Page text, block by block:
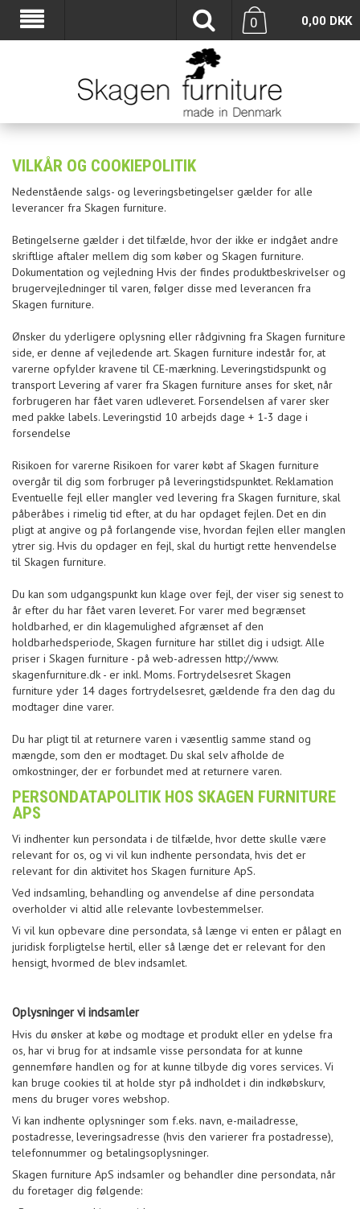
0,00 DKK
0
VILKÅR OG COOKIEPOLITIK
Nedenstående salgs- og leveringsbetingelser gælder for alle
leverancer fra Skagen furniture.
Betingelserne gælder i det tilfælde, hvor der ikke er indgået andre
skriftlige aftaler mellem dig som køber og Skagen furniture.
Dokumentation og vejledning Hvis der findes produktbeskrivelser og
brugervejledninger til varen, følger disse med leverancen fra
Skagen furniture.
Ønsker du yderligere oplysning eller rådgivning fra Skagen furniture
side, er denne af vejledende art. Skagen furniture indestår for, at
varerne opfylder kravene til CE-mærkning. Leveringstidspunkt og
transport Levering af varer fra Skagen furniture anses for sket, når
forbrugeren har fået varen udleveret. Forsendelsen af varer sker
med pakke labels. Leveringstid 10 arbejds dage + 1-3 dage i
forsendelse
Risikoen for varerne Risikoen for varer købt af Skagen furniture
overgår til dig som forbruger på leveringstidspunktet. Reklamation
Eventuelle fejl eller mangler ved levering fra Skagen furniture, skal
påberåbes i rimelig tid efter, at du har opdaget fejlen. Det en din
pligt at angive og på forlangende vise, hvordan fejlen eller manglen
ytrer sig. Hvis du opdager en fejl, skal du hurtigt rette henvendelse
til Skagen furniture.
Du kan som udgangspunkt kun klage over fejl, der viser sig senest to
år efter du har fået varen leveret. For varer med begrænset
holdbarhed, er din klagemulighed afgrænset af den
holdbarhedsperiode, Skagen furniture har stillet dig i udsigt. Alle
priser i Skagen furniture - på web-adressen http://www.
skagenfurniture.dk - er inkl. Moms. Fortrydelsesret Skagen
furniture yder 14 dages fortrydelsesret, gældende fra den dag du
modtager dine varer.
Du har pligt til at returnere varen i væsentlig samme stand og
mængde, som den er modtaget. Du skal selv afholde de
omkostninger, der er forbundet med at returnere varen.
PERSONDATAPOLITIK HOS SKAGEN FURNITURE
APS
Vi indhenter kun persondata i de tilfælde, hvor dette skulle være
relevant for os, og vi vil kun indhente persondata, hvis det er
relevant for din aktivitet hos Skagen furniture ApS.
Ved indsamling, behandling og anvendelse af dine persondata
overholder vi altid alle relevante lovbestemmelser.
Vi vil kun opbevare dine persondata, så længe vi enten er pålagt en
juridisk forpligtelse hertil, eller så længe det er relevant for den
hensigt, hvormed de blev indsamlet.
Oplysninger vi indsamler
Hvis du ønsker at købe og modtage et produkt eller en ydelse fra
os, har vi brug for at indsamle visse persondata for at kunne
gennemføre handlen og for at kunne tilbyde dig vores services. Vi
kan bruge cookies til at holde styr på indholdet i din indkøbskurv,
mens du bruger vores webshop.
Vi kan indhente oplysninger som f.eks. navn, e-mailadresse,
postadresse, leveringsadresse (hvis den varierer fra postadresse),
telefonnummer og betalingsoplysninger.
Skagen furniture ApS indsamler og behandler dine persondata, når
du foretager dig følgende: